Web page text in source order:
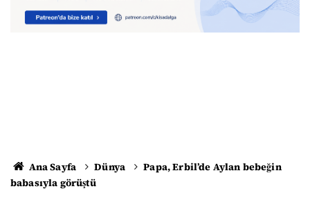
Ana Sayfa Dünya
Papa, Erbil’de Aylan bebeğin
babasıyla görüştü